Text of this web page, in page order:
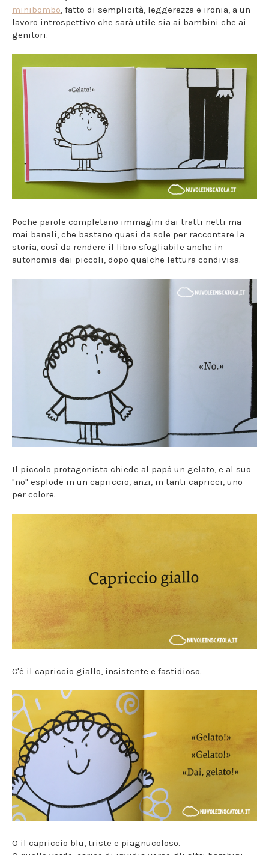
minibombo , fatto di semplicità, leggerezza e ironia, a un
lavoro introspettivo che sarà utile sia ai bambini che ai
genitori.
Poche parole completano immagini dai tratti netti ma
mai banali, che bastano quasi da sole per raccontare la
storia, così da rendere il libro sfogliabile anche in
autonomia dai piccoli, dopo qualche lettura condivisa.
Il piccolo protagonista chiede al papà un gelato, e al suo
"no" esplode in un capriccio, anzi, in tanti capricci, uno
per colore.
C'è il capriccio giallo, insistente e fastidioso.
O il capriccio blu, triste e piagnucoloso.